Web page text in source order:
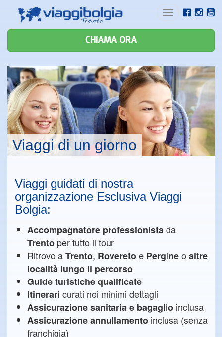
Toggle
CHIAMA ORA
Viaggi di un giorno
Viaggi guidati di nostra
organizzazione Esclusiva Viaggi
Bolgia:
Accompagnatore professionistada
Trento per tutto il tour
Ritrovo aTrento, Roveretoe Pergineo altre
località lungo il percorso
Guide turistiche qualificate
Itinerari curati nei minimi dettagli
Assicurazione sanitariae bagaglio inclusa
Assicurazione annullamento inclusa (senza
franchigia)